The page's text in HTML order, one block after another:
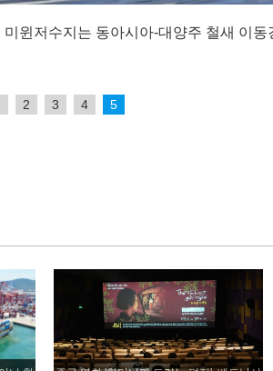
윈저수지는 동아시아-대양주 철새 이
2 3 4 5